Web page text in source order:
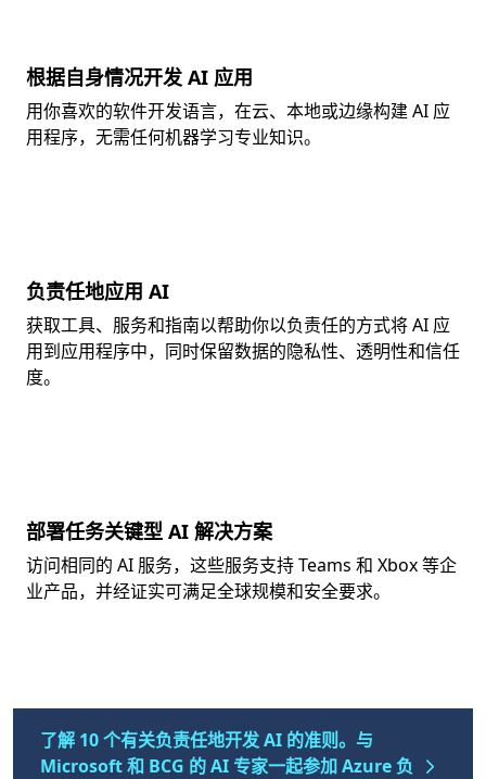
根据自身情况开发 AI 应用
用你喜欢的软件开发语言，在云、本地或边缘构建 AI 应
用程序，无需任何机器学习专业知识。
负责任地应用 AI
获取工具、服务和指南以帮助你以负责任的方式将 AI 应
用到应用程序中，同时保留数据的隐私性、透明性和信任
度。
部署任务关键型 AI 解决方案
访问相同的 AI 服务，这些服务支持 Teams 和 Xbox 等企
业产品，并经证实可满足全球规模和安全要求。
了解 10 个有关负责任地开发 AI 的准则。与
Microsoft 和 BCG 的 AI 专家一起参加 Azure 负